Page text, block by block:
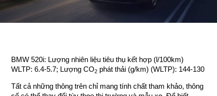
BMW 520i: Lượng nhiên liệu tiêu thụ kết hợp (l/100km)
WLTP: 6.4-5.7; Lượng CO2 phát thải (g/km) (WLTP): 144-130
Tất cả những thông trên chỉ mang tính chất tham khảo, thông